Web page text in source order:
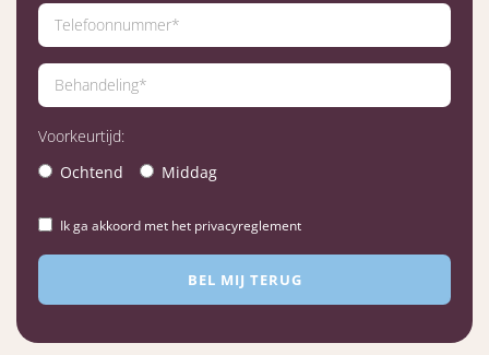
Voorkeurtijd:
Ochtend
Middag
Ik ga akkoord met het privacyreglement